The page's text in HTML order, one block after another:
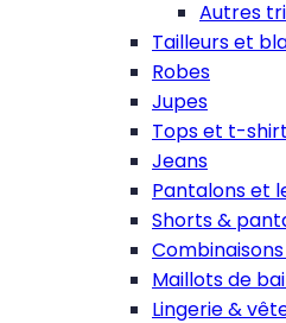
Autres
Tailleurs et
Robes
Jupes
Tops et t-
Jeans
Pantalons et
Shorts &
Maillots de
Lingerie &